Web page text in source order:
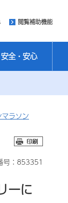
閲覧補助機能
全・安心
ラソン
号：853351
ーに